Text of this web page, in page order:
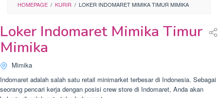
HOMEPAGE / KURIR / LOKER INDOMARET MIMIKA TIMUR MIMIKA
Loker Indomaret Mimika Timur
Mimika
Mimika
Indomaret adalah salah satu retail minimarket terbesar di Indonesia. Sebagai
seorang pencari kerja dengan posisi crew store di Indomaret, Anda akan